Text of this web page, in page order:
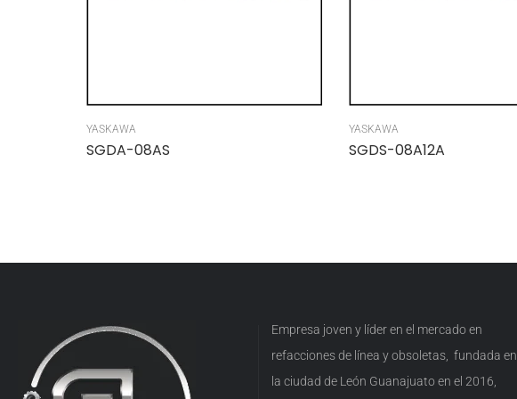
YASKAWA
SGDA-08AS
YASKAWA
SGDS-08A12A
Empresa joven y líder en el mercado en
refacciones de línea y obsoletas, fundada en
la ciudad de León Guanajuato en el 2016,